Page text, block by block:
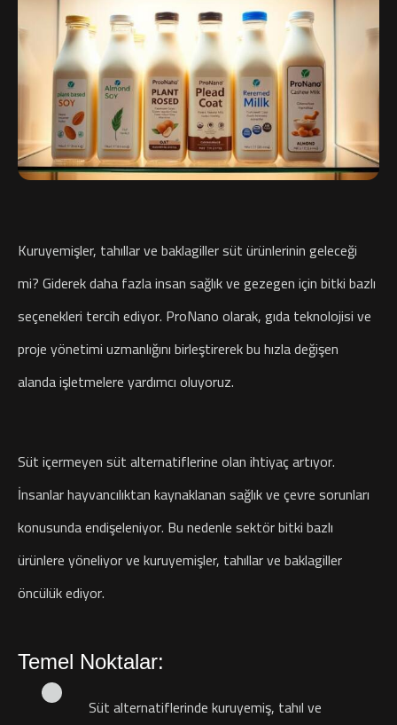
Kuruyemişler, tahıllar ve baklagiller süt ürünlerinin geleceği
mi? Giderek daha fazla insan sağlık ve gezegen için bitki bazlı
seçenekleri tercih ediyor. ProNano olarak, gıda teknolojisi ve
proje yönetimi uzmanlığını birleştirerek bu hızla değişen
alanda işletmelere yardımcı oluyoruz.
Süt içermeyen süt alternatiflerine olan ihtiyaç artıyor.
İnsanlar hayvancılıktan kaynaklanan sağlık ve çevre sorunları
konusunda endişeleniyor. Bu nedenle sektör bitki bazlı
ürünlere yöneliyor ve kuruyemişler, tahıllar ve baklagiller
öncülük ediyor.
Temel Noktalar:
Süt alternatiflerinde kuruyemiş, tahıl ve